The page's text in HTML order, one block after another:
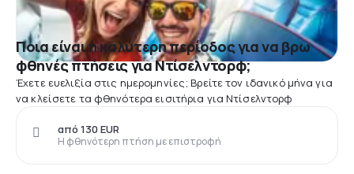
Ποια είναι η καλύτερη περίοδος για να βρω
φθηνές πτήσεις για Ντίσελντορφ;
Έχετε ευελιξία στις ημερομηνίες; Βρείτε τον ιδανικό μήνα για
να κλείσετε τα φθηνότερα εισιτήρια για Ντίσελντορφ
Η φθηνότερη πτήση με επιστροφή
από 130 EUR